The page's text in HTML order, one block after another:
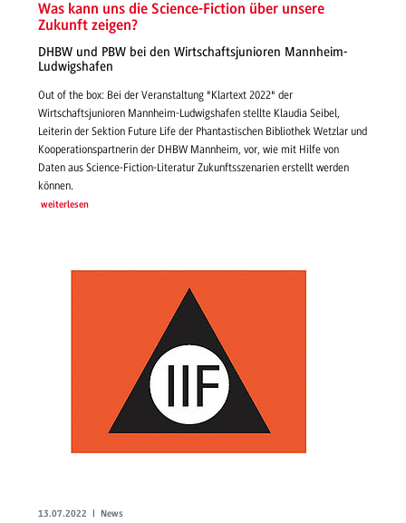
Was kann uns die Science-Fiction über unsere
Zukunft zeigen?
DHBW und PBW bei den Wirtschaftsjunioren Mannheim-
Ludwigshafen
Out of the box: Bei der Veranstaltung "Klartext 2022" der
Wirtschaftsjunioren Mannheim-Ludwigshafen stellte Klaudia Seibel,
Leiterin der Sektion Future Life der Phantastischen Bibliothek Wetzlar und
Kooperationspartnerin der DHBW Mannheim, vor, wie mit Hilfe von
Daten aus Science-Fiction-Literatur Zukunftsszenarien erstellt werden
können.
weiterlesen
13.07.2022 | News